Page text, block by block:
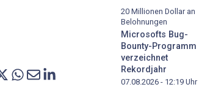
20 Millionen Dollar an
Belohnungen
Microsofts Bug-
Bounty-Programm
verzeichnet
Rekordjahr
07.08.2026 - 12:19 Uhr